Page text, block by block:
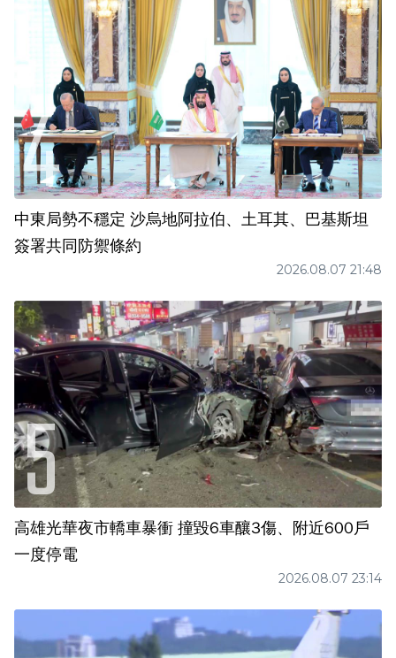
中東局勢不穩定 沙烏地阿拉伯、土耳其、巴基斯坦
簽署共同防禦條約
2026.08.07 21:48
高雄光華夜市轎車暴衝 撞毀6車釀3傷、附近600戶
一度停電
2026.08.07 23:14